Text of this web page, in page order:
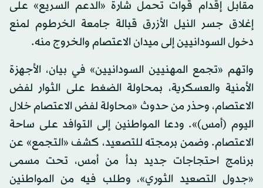
مقابل إقدام قوات تحمل شارة «الدعم السريع» على
إغلاق جسر النيل الأزرق قبالة جامعة الخرطوم لمنع
دخول السودانيين إلى ميدان الاعتصام والخروج منه.
واتهم «تجمع المهنيين السودانيين» في بيان، الأجهزة
الأمنية والعسكرية، بمحاولة الضغط على الثوار لفض
الاعتصام، وحذر من حدوث «محاولة لفض الاعتصام خلال
اليوم (أمس)». ودعا المواطنين إلى التوافد على ساحة
الاعتصام. وضمن برمجته للتصعيد، كشف «التجمع» عن
برنامج احتجاجات جديد بدأ من أمس، تحت مسمى
«جدول التصعيد الثوري»، وطلب فيه من المواطنين